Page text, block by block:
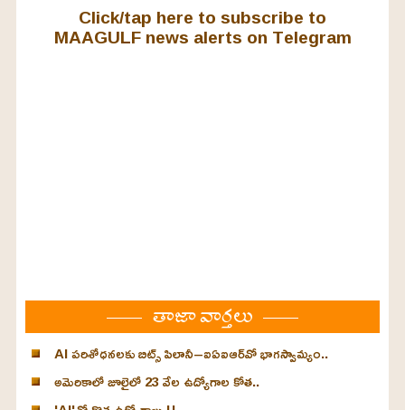
Click/tap here to subscribe to
MAAGULF news alerts on Telegram
తాజా వార్తలు
AI పరిశోధనలకు బిట్స్ పిలానీ–ఐఏఐఆర్‌వో భాగస్వామ్యం..
అమెరికాలో జూలైలో 23 వేల ఉద్యోగాల కోత..